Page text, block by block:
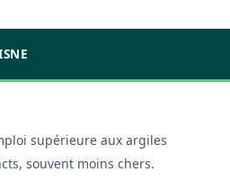
supérieure aux argiles
souvent moins chers.